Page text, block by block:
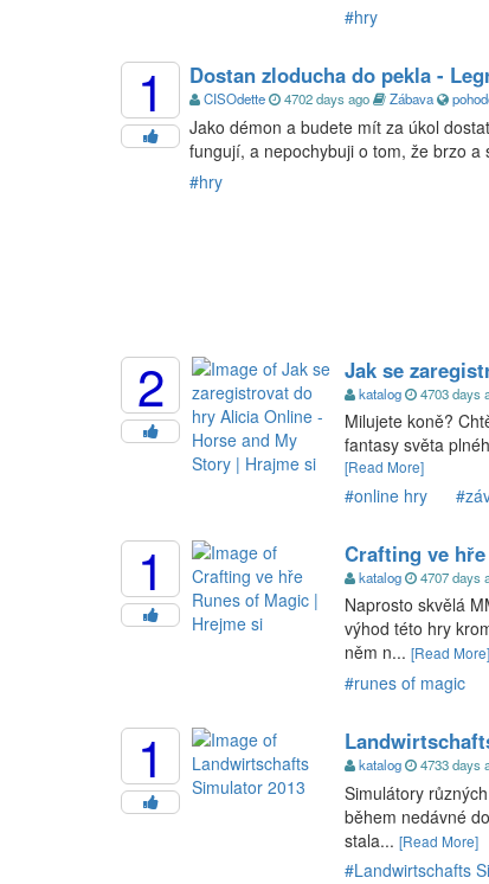
#hry
1 Dostan zloducha do pekla -
CISOdette 4702 days ago Zábava
Jako démon a budete mít za úkol
fungují, a nepochybuji o tom, že brzo
#hry
2 Jak se
katalog 4703 days
Milujete koně?
fantasy světa
[Read More]
#online hry
1 Crafting ve
katalog 4707 days
Naprosto skvělá
výhod této hry
něm n... [Read More]
#runes of magic
1 katalog 4733 days
Simulátory
během nedávné
stala... [Read More]
#Landwirtschafts